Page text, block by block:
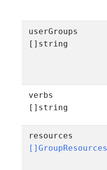
userGroups
[]string
verbs
[]string
resources
[]GroupResources